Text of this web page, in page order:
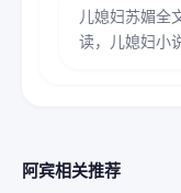
儿媳妇苏媚全
读，儿媳妇小
阿宾相关推荐